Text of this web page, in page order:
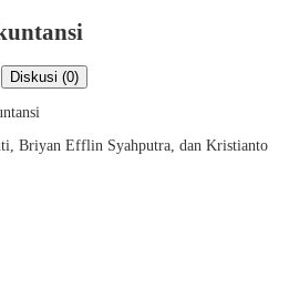
Diskusi (0)
Briyan Efflin Syahputra, dan Kristianto